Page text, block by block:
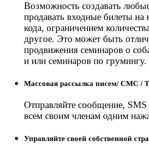
Возможность создавать
продавать входные билеты
кода, ограничением
другое. Это может быть
продвижения семинаров о
и или семинаров по грумингу.
Массовая рассылка писем/ СМС /
Отправляйте сообщение,
всем своим членам одним
Управляйте своей собственной